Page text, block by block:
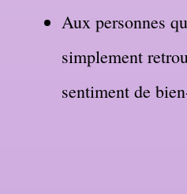
Aux personnes
simplement
sentiment de